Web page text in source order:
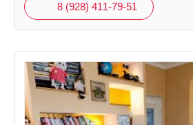
8 (928) 411-79-51